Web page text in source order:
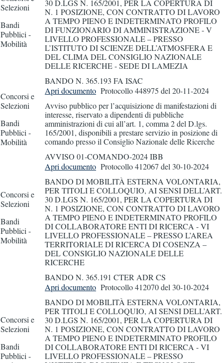
Selezioni
Bandi
Pubblici -
Mobilità
30 D.LGS N. 165/2001, PER LA COPERTURA DI
N. 1 POSIZIONE, CON CONTRATTO DI LAVORO
A TEMPO PIENO E INDETERMINATO PROFILO
DI FUNZIONARIO DI AMMINISTRAZIONE - V
LIVELLO PROFESSIONALE – PRESSO
L’ISTITUTO DI SCIENZE DELL’ATMOSFERA E
DEL CLIMA DEL CONSIGLIO NAZIONALE
DELLE RICERCHE - SEDE DI LAMEZIA
BANDO N. 365.193 FA ISAC
Concorsi e
Selezioni
Bandi
Pubblici -
Mobilità
Apri documento Protocollo 448975 del 20-11-2024
Avviso pubblico per l’acquisizione di manifestazioni di
interesse, riservato a dipendenti di pubbliche
amministrazioni di cui all’art. 1, comma 2 del D.lgs.
165/2001, disponibili a prestare servizio in posizione di
comando presso il Consiglio Nazionale delle Ricerche
AVVISO 01-COMANDO-2024 IBB
Concorsi e
Selezioni
Bandi
Pubblici -
Mobilità
Apri documento Protocollo 412067 del 30-10-2024
BANDO DI MOBILITÀ ESTERNA VOLONTARIA,
PER TITOLI E COLLOQUIO, AI SENSI DELL’ART.
30 D.LGS N. 165/2001, PER LA COPERTURA DI
N. 1 POSIZIONE, CON CONTRATTO DI LAVORO
A TEMPO PIENO E INDETERMINATO PROFILO
DI COLLABORATORE ENTI DI RICERCA - VI
LIVELLO PROFESSIONALE – PRESSO L’AREA
TERRITORIALE DI RICERCA DI COSENZA –
DEL CONSIGLIO NAZIONALE DELLE
RICERCHE
BANDO N. 365.191 CTER ADR CS
Concorsi e
Selezioni
Bandi
Pubblici -
Apri documento Protocollo 412070del 30-10-2024
BANDO DI MOBILITÀ ESTERNA VOLONTARIA,
PER TITOLI E COLLOQUIO, AI SENSI DELL’ART.
30 D.LGS N. 165/2001, PER LA COPERTURA DI
N. 1 POSIZIONE, CON CONTRATTO DI LAVORO
A TEMPO PIENO E INDETERMINATO PROFILO
DI COLLABORATORE ENTI DI RICERCA - VI
LIVELLO PROFESSIONALE – PRESSO